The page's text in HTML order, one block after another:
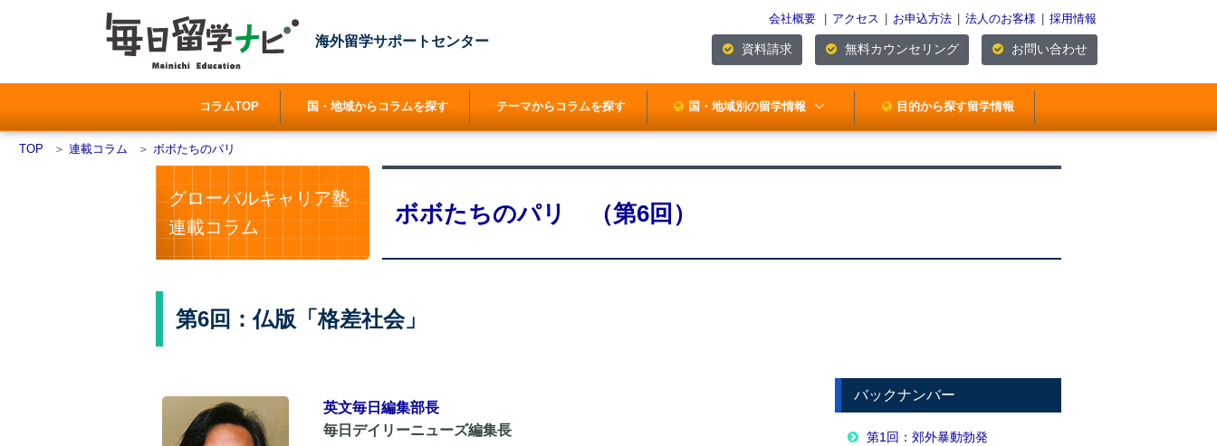
海外留学サポートセンター
会社概要 アクセス お申込方法 法人のお客様 採用情報
資料請求 無料カウンセリング お問い合わせ
コラムTOP 国・地域からコラムを探す テーマからコラムを探す 国・地域別の留学情報 目的から探す留学情報
TOP ＞ 連載コラム ＞ ボボたちのパリ
グローバルキャリア塾
連載コラム
ボボたちのパリ （第6回）
第6回：仏版「格差社会」
英文毎日編集部長
毎日デイリーニューズ編集長
バックナンバー
第1回：郊外暴動勃発